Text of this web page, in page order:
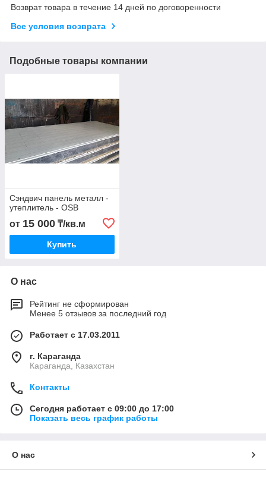
Возврат товара в течение 14 дней по договоренности
Все условия возврата
Подобные товары компании
Сэндвич панель металл -
утеплитель - OSB
от 15 000 ₸/кв.м
Купить
О нас
Рейтинг не сформирован
Менее 5 отзывов за последний год
Работает с 17.03.2011
г. Караганда
Караганда, Казахстан
Контакты
Сегодня работает с 09:00 до 17:00
Показать весь график работы
О нас